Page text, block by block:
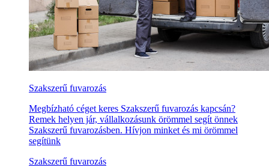
Szakszerű fuvarozás
Megbízható céget keres Szakszerű fuvarozás kapcsán?
Remek helyen jár, vállalkozásunk örömmel segít önnek
Szakszerű fuvarozásben. Hívjon minket és mi örömmel
segítünk
Szakszerű fuvarozás